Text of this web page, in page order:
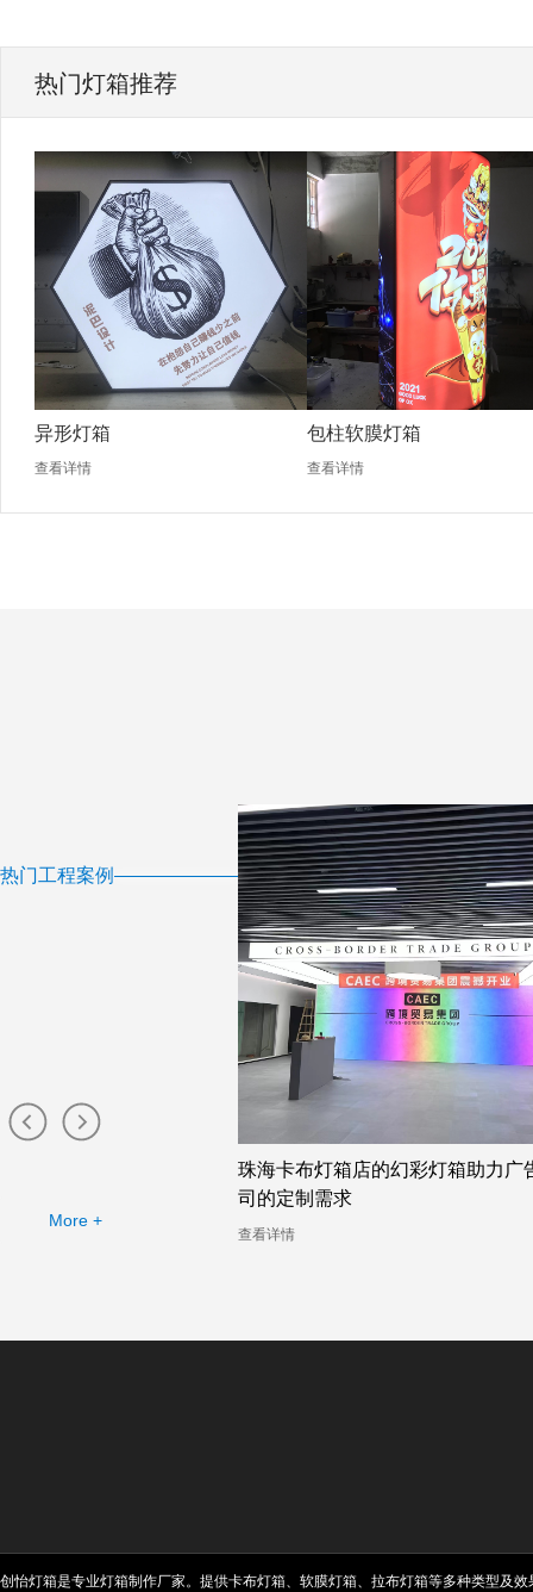
热门灯箱推荐
异形灯箱
查看详情
包柱软膜灯箱
查看详情
热门工程案例
More +
珠海卡布灯箱店的幻彩灯箱助力广
司的定制需求
查看详情
创怡灯箱是专业灯箱制作厂家。提供卡布灯箱、软膜灯箱、拉布灯箱等多种类型及